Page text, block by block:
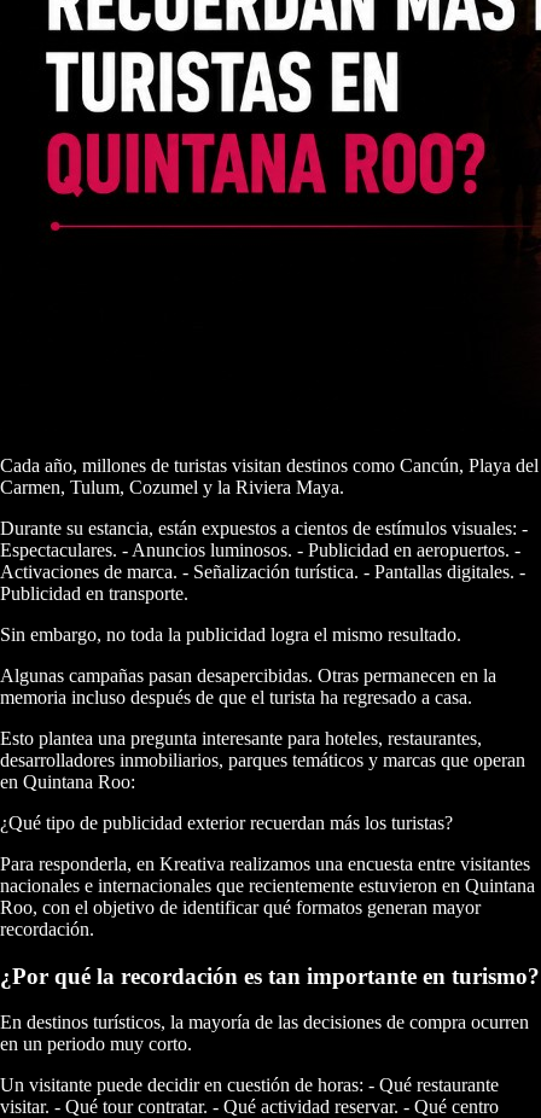
Cada año, millones de turistas visitan destinos como Cancún, Playa del
Carmen, Tulum, Cozumel y la Riviera Maya.
Durante su estancia, están expuestos a cientos de estímulos visuales: -
Espectaculares. - Anuncios luminosos. - Publicidad en aeropuertos. -
Activaciones de marca. - Señalización turística. - Pantallas digitales. -
Publicidad en transporte.
Sin embargo, no toda la publicidad logra el mismo resultado.
Algunas campañas pasan desapercibidas. Otras permanecen en la
memoria incluso después de que el turista ha regresado a casa.
Esto plantea una pregunta interesante para hoteles, restaurantes,
desarrolladores inmobiliarios, parques temáticos y marcas que operan
en Quintana Roo:
¿Qué tipo de publicidad exterior recuerdan más los turistas?
Para responderla, en Kreativa realizamos una encuesta entre visitantes
nacionales e internacionales que recientemente estuvieron en Quintana
Roo, con el objetivo de identificar qué formatos generan mayor
recordación.
¿Por qué la recordación es tan importante en turismo?
En destinos turísticos, la mayoría de las decisiones de compra ocurren
en un periodo muy corto.
Un visitante puede decidir en cuestión de horas: - Qué restaurante
visitar. - Qué tour contratar. - Qué actividad reservar. - Qué centro